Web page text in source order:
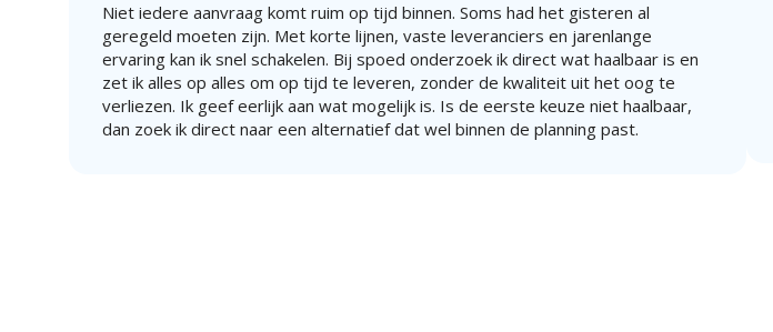
Niet iedere aanvraag komt ruim op tijd binnen. Soms had het gisteren al
geregeld moeten zijn. Met korte lijnen, vaste leveranciers en jarenlange
ervaring kan ik snel schakelen. Bij spoed onderzoek ik direct wat haalbaar is en
zet ik alles op alles om op tijd te leveren, zonder de kwaliteit uit het oog te
verliezen. Ik geef eerlijk aan wat mogelijk is. Is de eerste keuze niet haalbaar,
dan zoek ik direct naar een alternatief dat wel binnen de planning past.